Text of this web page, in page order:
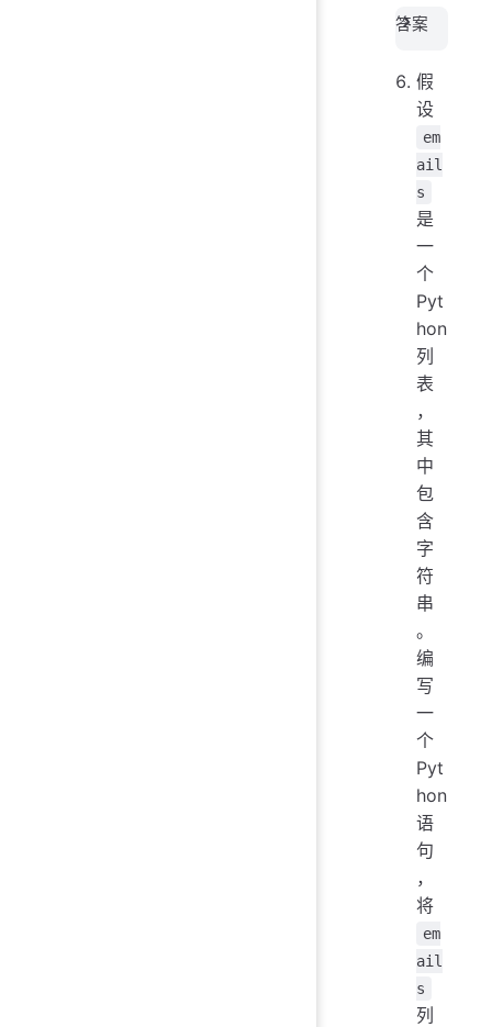
答案
假
设
em
ail
s
是
一
个
Pyt
hon
列
表
，
其
中
包
含
字
符
串
。
编
写
一
个
Pyt
hon
语
句
，
将
em
ail
s
列